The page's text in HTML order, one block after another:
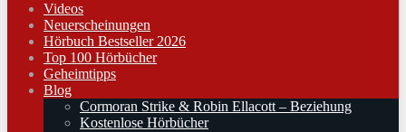
Videos
Neuerscheinungen
Hörbuch Bestseller 2026
Top 100 Hörbücher
Geheimtipps
Blog
Cormoran Strike & Robin Ellacott – Beziehung
Kostenlose Hörbücher